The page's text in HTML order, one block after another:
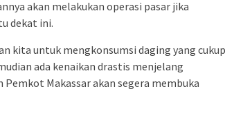
akan melakukan operasi pasar jika
dekat ini.
kita untuk mengkonsumsi daging yang cukup
ada kenaikan drastis menjelang
Makassar akan segera membuka